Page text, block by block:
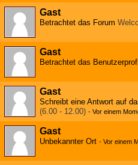
Gast
Betrachtet das Forum
Gast
Betrachtet das
Gast
Schreibt eine Antwort auf
(6.00 - 12.00) - Vor einem
Gast
Unbekannter Ort - Vor einem